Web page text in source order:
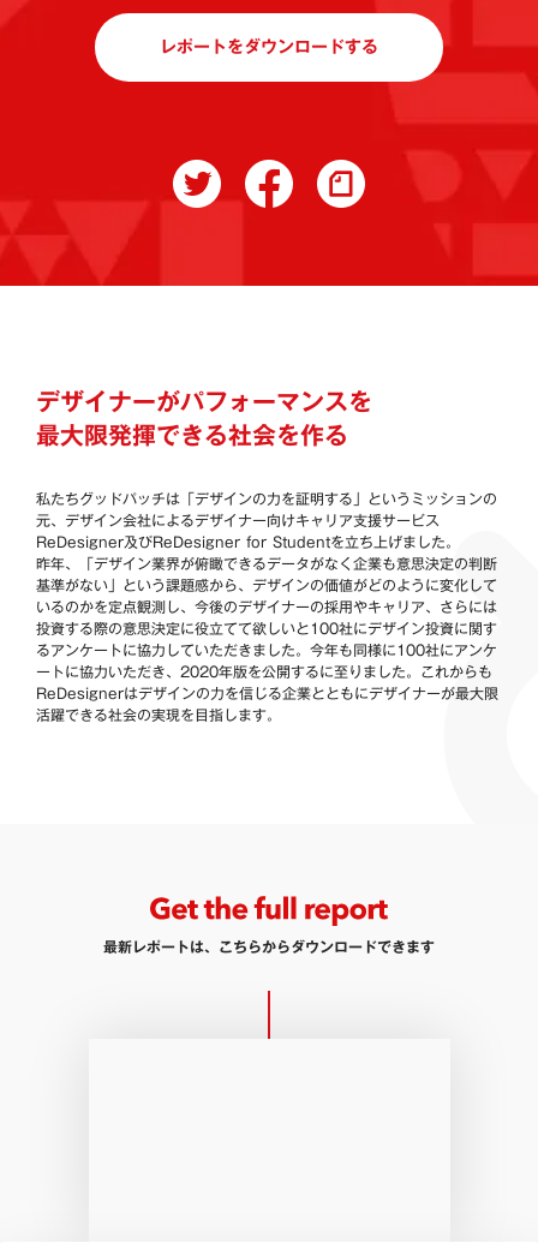
レポートをダウンロードする
デザイナーがパフォーマンスを
最大限発揮できる社会を作る
私たちグッドパッチは「デザインの力を証明する」というミッションの
元、デザイン会社によるデザイナー向けキャリア支援サービス
ReDesigner及びReDesigner for Studentを立ち上げました。
昨年、「デザイン業界が俯瞰できるデータがなく企業も意思決定の判断
基準がない」という課題感から、デザインの価値がどのように変化して
いるのかを定点観測し、今後のデザイナーの採用やキャリア、さらには
投資する際の意思決定に役立てて欲しいと100社にデザイン投資に関す
るアンケートに協力していただきました。今年も同様に100社にアンケ
ートに協力いただき、2020年版を公開するに至りました。これからも
ReDesignerはデザインの力を信じる企業とともにデザイナーが最大限
活躍できる社会の実現を目指します。
最新レポートは、こちらからダウンロードできます